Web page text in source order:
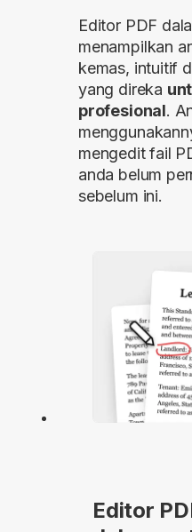
Editor PDF
menampilkan
kemas, intuitif
yang direka
profesional.
mengedit fail
anda belum
sebelum ini.
Editor